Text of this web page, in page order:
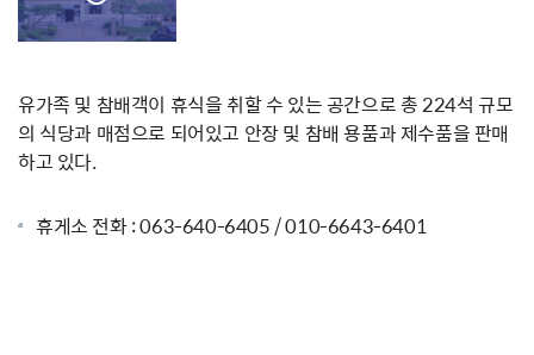
유가족 및 참배객이 휴식을 취할 수 있는 공간으로 총 224석 규모
의 식당과 매점으로 되어있고 안장 및 참배 용품과 제수품을 판매
하고 있다.
휴게소 전화 : 063-640-6405 / 010-6643-6401